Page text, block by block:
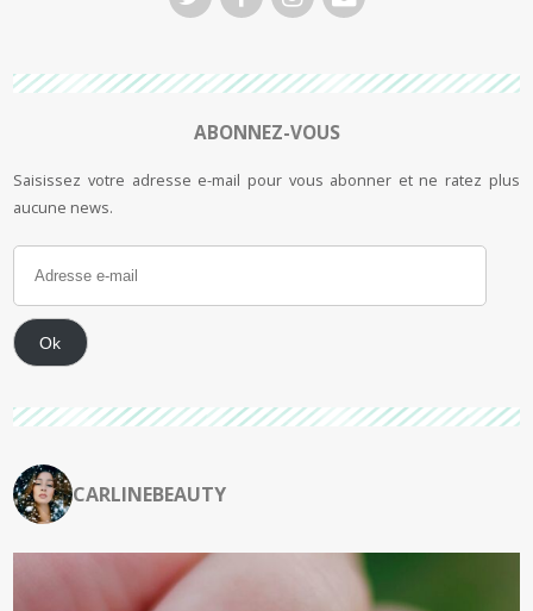
ABONNEZ-VOUS
Saisissez votre adresse e-mail pour vous abonner et ne ratez plus
aucune news.
Ok
CARLINEBEAUTY